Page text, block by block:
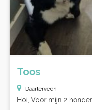
Toos
Daarlerveen
Hoi, Voor mijn 2